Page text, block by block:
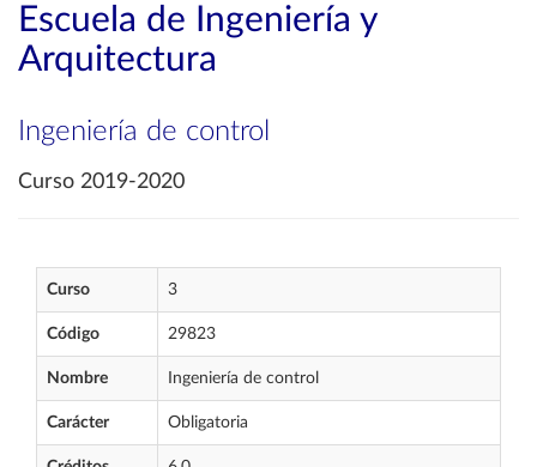
Escuela de Ingeniería y
Arquitectura
Ingeniería de control
Curso 2019-2020
Curso 3
Código 29823
Nombre Ingeniería de control
Carácter Obligatoria